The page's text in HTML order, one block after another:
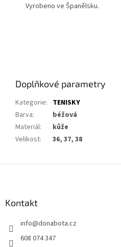
Vyrobeno ve Španělsku.
Doplňkové parametry
Kategorie: TENISKY
Barva:
béžová
Materiál:
kůže
Velikost: 36, 37, 38
Kontakt
info@donabota.cz
608 074 347